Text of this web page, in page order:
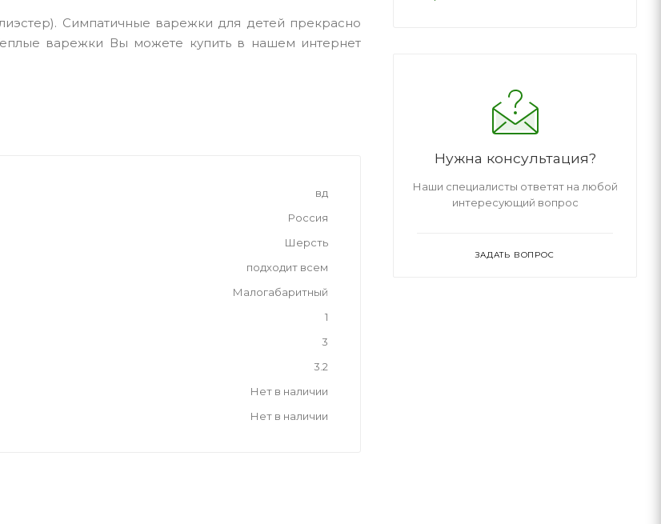
Симпатичные варежки для детей прекрасно
варежки Вы можете купить в нашем интернет
вд
Россия
Шерсть
подходит всем
Малогабаритный
1
3
3.2
Нет в наличии
Нет в наличии
Нужна консультация?
Наши специалисты ответят на любой
интересующий вопрос
ЗАДАТЬ ВОПРОС